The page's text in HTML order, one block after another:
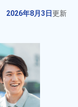
2026年8月3日更新